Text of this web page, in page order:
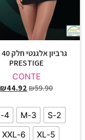
PRESTIGE
CONTE
₪59.90
₪44.92
2-S
3-M
4-L
5-XL
6-XXL